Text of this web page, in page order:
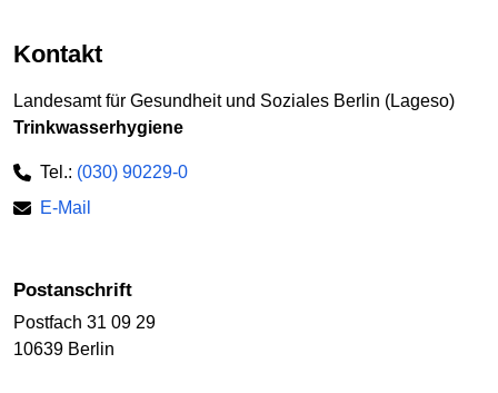
Kontakt
Landesamt für Gesundheit und Soziales Berlin (Lageso)
Trinkwasserhygiene
Tel.: (030) 90229-0
E-Mail
Postanschrift
Postfach 31 09 29
10639 Berlin